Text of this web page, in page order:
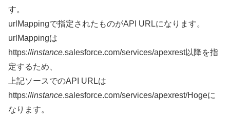
す。
urlMappingで指定されたものがAPI URLになります。
urlMappingは
https://instance.salesforce.com/services/apexrest以降を指
定するため、
上記ソースでのAPI URLは
https://instance.salesforce.com/services/apexrest/Hogeに
なります。